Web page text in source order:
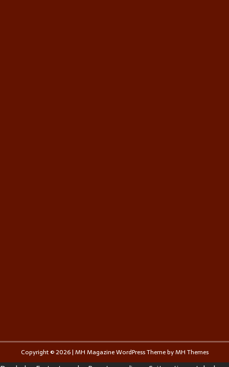
Copyright © 2026 | MH Magazine WordPress Theme byMH Themes